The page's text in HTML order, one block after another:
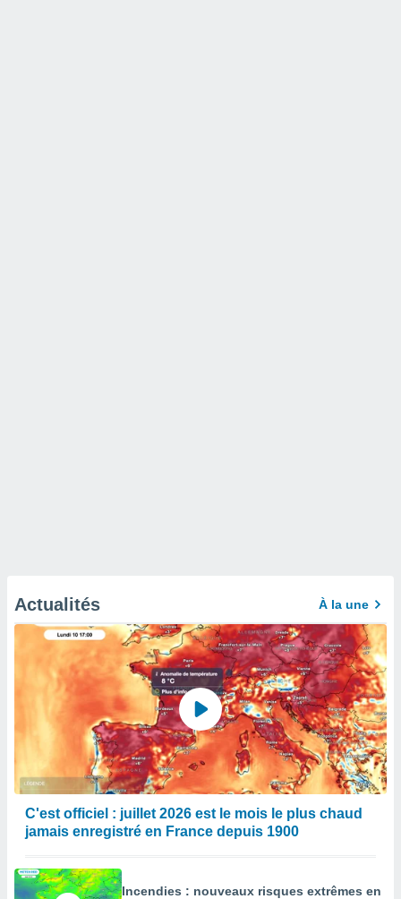
Actualités À la une
C'est officiel : juillet 2026 est le mois le plus chaud
jamais enregistré en France depuis 1900
Incendies : nouveaux risques extrêmes en